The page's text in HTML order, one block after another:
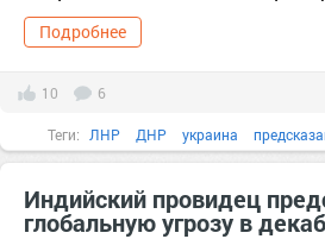
Подробнее
10 6
Теги: ЛНР ДНР украина
Индийский провидец
глобальную угрозу в